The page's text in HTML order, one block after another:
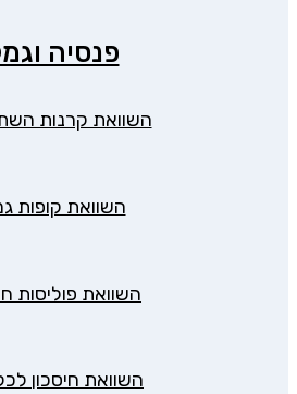
פנסיה
השוואת קרנות
השוואת קופות
השוואת פוליסות
השוואת חיסכון